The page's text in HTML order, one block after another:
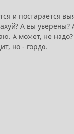
и постарается
А вы уверены?
А может, не надо?
но - гордо.